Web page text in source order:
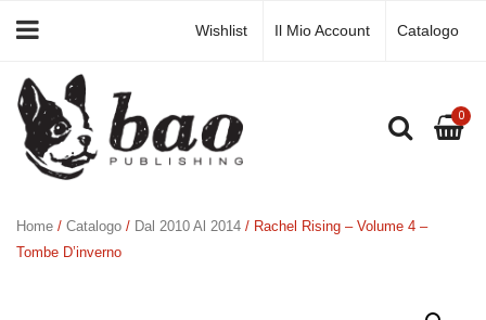
Wishlist Il Mio Account Catalogo
0
Home / Catalogo / Dal 2010 Al 2014 / Rachel Rising – Volume 4 –
Tombe D’inverno